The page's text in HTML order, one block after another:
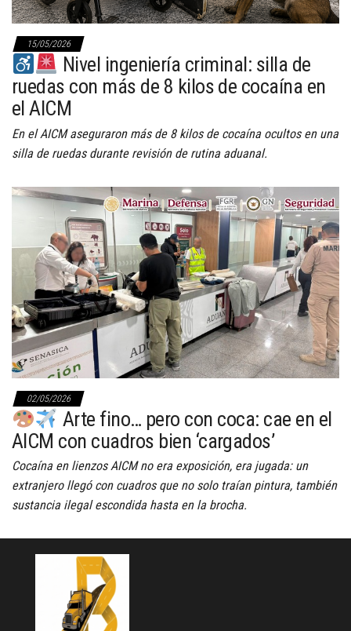
15/05/2026
Nivel ingeniería criminal: silla de
ruedas con más de 8 kilos de cocaína en
el AICM
En el AICM aseguraron más de 8 kilos de cocaína ocultos en una
silla de ruedas durante revisión de rutina aduanal.
02/05/2026
Arte fino… pero con coca: cae en el
AICM con cuadros bien ‘cargados’
Cocaína en lienzos AICM no era exposición, era jugada: un
extranjero llegó con cuadros que no solo traían pintura, también
sustancia ilegal escondida hasta en la brocha.